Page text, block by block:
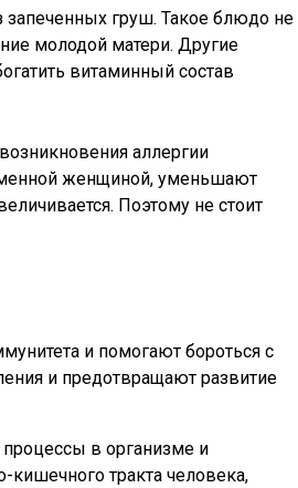
груш. Такое блюдо не
молодой матери. Другие
витаминный состав
аллергии
женщиной, уменьшают
Поэтому не стоит
и помогают бороться с
и предотвращают развитие
в организме и
тракта человека,